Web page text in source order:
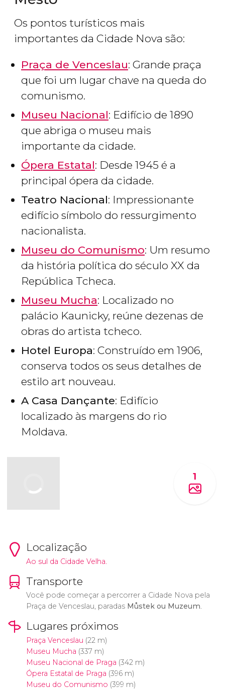
Os pontos turísticos mais
importantes da Cidade Nova são:
Praça de Venceslau: Grande praça
que foi um lugar chave na queda do
comunismo.
Museu Nacional: Edifício de 1890
que abriga o museu mais
importante da cidade.
Ópera Estatal: Desde 1945 é a
principal ópera da cidade.
Teatro Nacional: Impressionante
edifício símbolo do ressurgimento
nacionalista.
Museu do Comunismo: Um resumo
da história política do século XX da
República Tcheca.
Museu Mucha: Localizado no
palácio Kaunicky, reúne dezenas de
obras do artista tcheco.
Hotel Europa: Construído em 1906,
conserva todos os seus detalhes de
estilo art nouveau.
A Casa Dançante: Edifício
localizado às margens do rio
Moldava.
1
Localização
Ao sul da Cidade Velha.
Transporte
Você pode começar a percorrer a Cidade Nova pela
Praça de Venceslau, paradas Můstek ou Muzeum.
Lugares próximos
Praça Venceslau (22 m)
Museu Mucha (337 m)
Museu Nacional de Praga (342 m)
Ópera Estatal de Praga (396 m)
Museu do Comunismo (399 m)